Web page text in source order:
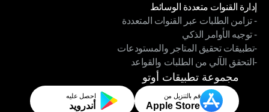
إدارة القنوات متعددة الوسائط
إدارة القنوات متعددة الوسائط
- تزامن الطلبات عبر القنوات المتعددة
- تزامن الطلبات عبر القنوات المتعددة
- توجيه الأوامر الذكي
- توجيه الأوامر الذكي
-تطبيقات تحقيق المتاجر والمستودعات
-تطبيقات تحقيق المتاجر والمستودعات
-التحقق الآلي من الطلبات والقواعد
-التحقق الآلي من الطلبات والقواعد
مجموعة تطبيقات أوتو
قم بالتنزيل من
Apple Store
احصل عليه
أندرويد